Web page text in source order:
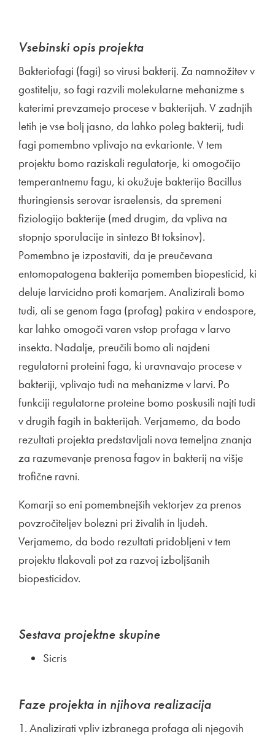
Vsebinski opis projekta
Bakteriofagi (fagi) so virusi bakterij. Za namnožitev v
gostitelju, so fagi razvili molekularne mehanizme s
katerimi prevzamejo procese v bakterijah. V zadnjih
letih je vse bolj jasno, da lahko poleg bakterij, tudi
fagi pomembno vplivajo na evkarionte. V tem
projektu bomo raziskali regulatorje, ki omogočijo
temperantnemu fagu, ki okužuje bakterijo Bacillus
thuringiensis serovar israelensis, da spremeni
fiziologijo bakterije (med drugim, da vpliva na
stopnjo sporulacije in sintezo Bt toksinov).
Pomembno je izpostaviti, da je preučevana
entomopatogena bakterija pomemben biopesticid, ki
deluje larvicidno proti komarjem. Analizirali bomo
tudi, ali se genom faga (profag) pakira v endospore,
kar lahko omogoči varen vstop profaga v larvo
insekta. Nadalje, preučili bomo ali najdeni
regulatorni proteini faga, ki uravnavajo procese v
bakteriji, vplivajo tudi na mehanizme v larvi. Po
funkciji regulatorne proteine bomo poskusili najti tudi
v drugih fagih in bakterijah. Verjamemo, da bodo
rezultati projekta predstavljali nova temeljna znanja
za razumevanje prenosa fagov in bakterij na višje
trofične ravni.
Komarji so eni pomembnejših vektorjev za prenos
povzročiteljev bolezni pri živalih in ljudeh.
Verjamemo, da bodo rezultati pridobljeni v tem
projektu tlakovali pot za razvoj izboljšanih
biopesticidov.
Sestava projektne skupine
Sicris
Faze projekta in njihova realizacija
1. Analizirati vpliv izbranega profaga ali njegovih